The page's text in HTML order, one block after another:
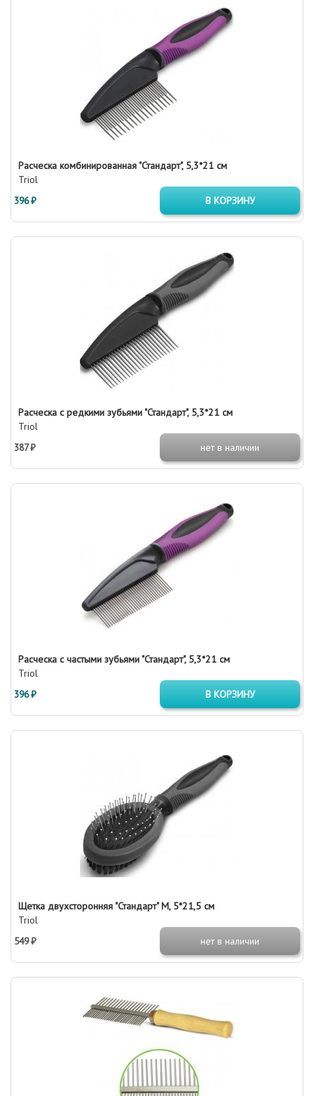
Расческа комбинированная "Стандарт", 5,3*21 см
Triol
396 ₽
В КОРЗИНУ
Расческа с редкими зубьями "Стандарт", 5,3*21 см
Triol
387 ₽
нет в наличии
Расческа с частыми зубьями "Стандарт", 5,3*21 см
Triol
396 ₽
В КОРЗИНУ
Щетка двухсторонняя "Стандарт" M, 5*21,5 см
Triol
549 ₽
нет в наличии